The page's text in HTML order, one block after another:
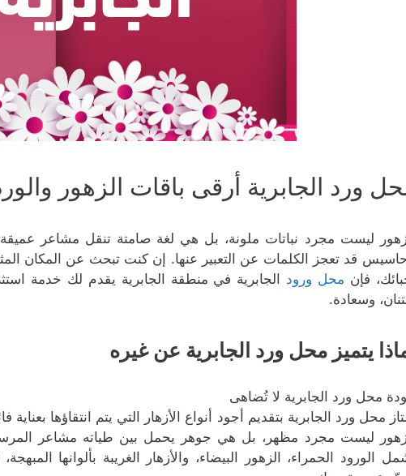
ورد الجابرية أرقى باقات الزهور
ليست مجرد نباتات ملونة، بل هي لغة صامتة تنقل مشاعر
قد تعجز الكلمات عن التعبير عنها. إن كنت تبحث عن المكان
فإن محل ورود الجابرية في منطقة الجابرية يقدم لك خدمة
وسعادة.
يتميز محل ورد الجابرية عن غيره
محل ورد الجابرية لا تُضاهى
محل ورد الجابرية بتقديم أجود أنواع الأزهار التي يتم انتقاؤها
ليست مجرد مظهر، بل هي جوهر يحمل بين طياته مشاعر
الورود الحمراء، الزهور البيضاء، والأزهار الغريبة بألوانها